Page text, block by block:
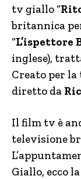
tv giallo “
britannica
“L’ispettore
inglese),
Creato per
diretto da
Il film tv è
televisione
Giallo, ecco